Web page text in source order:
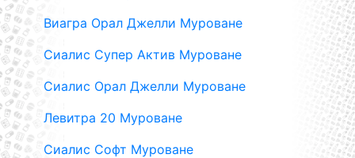
Виагра Орал Джелли Муроване
Сиалис Супер Актив Муроване
Сиалис Орал Джелли Муроване
Левитра 20 Муроване
Сиалис Софт Муроване